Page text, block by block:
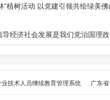
”植树活动 以党建引领共绘绿美佛
经济社会发展是我们党治国理政
业技术人员继续教育管理系统 广东